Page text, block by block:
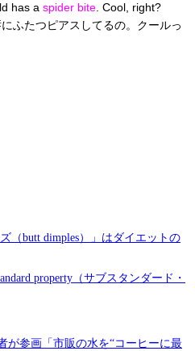
has a spider bite . Cool, right?
ふたつピアスしてるの。クールっ
（butt dimples）」はダイエットの
property（サブスタンダード・
が参画「市販の水を“コーヒーに最